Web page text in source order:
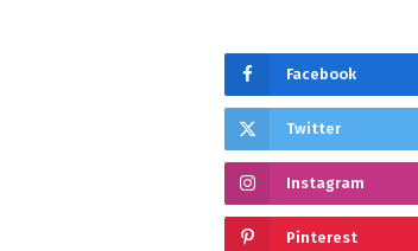
Facebook
Twitter
Instagram
Pinterest